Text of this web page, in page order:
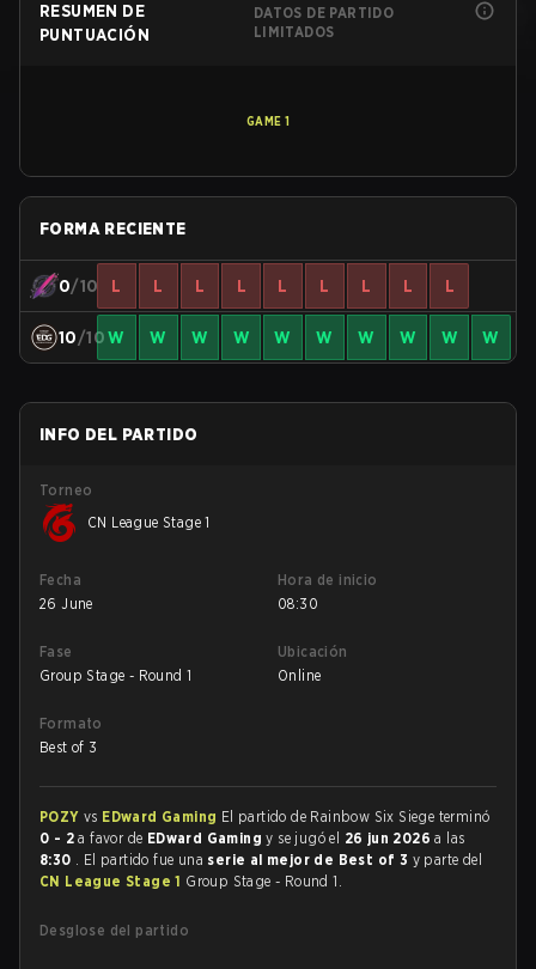
RESUMEN DE
PUNTUACIÓN
DATOS DE PARTIDO
LIMITADOS
GAME 1
FORMA RECIENTE
0/10 L L L L L L L L L
10/10W W W W W W W W W W
INFO DEL PARTIDO
Torneo
CN League Stage 1
Fecha
26 June
Hora de inicio
08:30
Fase
Group Stage - Round 1
Ubicación
Online
Formato
Best of 3
POZY vs EDward Gaming El partido de Rainbow Six Siege terminó
0 - 2 a favor de EDward Gamingy se jugó el 26 jun 2026a las
8:30 . El partido fue una serie al mejor de Best of 3 y parte del
CN League Stage 1 Group Stage - Round 1.
Desglose del partido